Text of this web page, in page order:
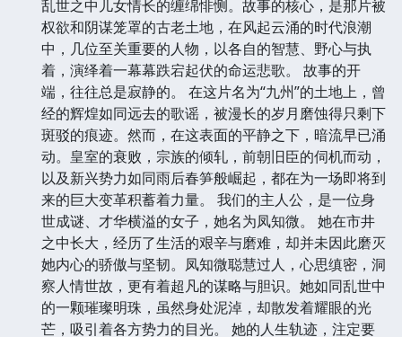
乱世之中儿女情长的缠绵悱恻。故事的核心，是那片被
权欲和阴谋笼罩的古老土地，在风起云涌的时代浪潮
中，几位至关重要的人物，以各自的智慧、野心与执
着，演绎着一幕幕跌宕起伏的命运悲歌。 故事的开
端，往往总是寂静的。 在这片名为“九州”的土地上，曾
经的辉煌如同远去的歌谣，被漫长的岁月磨蚀得只剩下
斑驳的痕迹。然而，在这表面的平静之下，暗流早已涌
动。皇室的衰败，宗族的倾轧，前朝旧臣的伺机而动，
以及新兴势力如同雨后春笋般崛起，都在为一场即将到
来的巨大变革积蓄着力量。 我们的主人公，是一位身
世成谜、才华横溢的女子，她名为凤知微。 她在市井
之中长大，经历了生活的艰辛与磨难，却并未因此磨灭
她内心的骄傲与坚韧。凤知微聪慧过人，心思缜密，洞
察人情世故，更有着超凡的谋略与胆识。她如同乱世中
的一颗璀璨明珠，虽然身处泥淖，却散发着耀眼的光
芒，吸引着各方势力的目光。 她的人生轨迹，注定要